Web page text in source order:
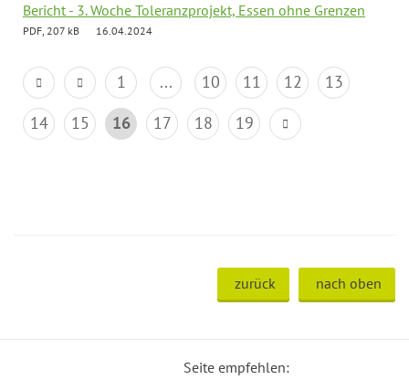
Bericht - 3. Woche Toleranzprojekt, Essen ohne Grenzen
PDF, 207 kB 16.04.2024
1 ... 10 11 12
13
14
15 16 17 18 19
zurück nach oben
Seite empfehlen: